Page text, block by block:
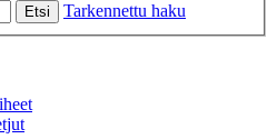
Etsi Tarkennettu haku